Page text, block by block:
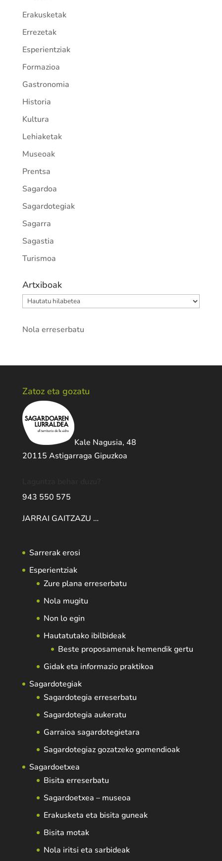
Erakusketak
Errezetak
Esperientziak
Formazioa
Gastronomia
Historia
Kultura
Lehiaketak
Museoak
Prentsa
Sagardoa
Sagardotegiak
Sagarra
Sagastia
Turismoa
Artxiboak
Artxiboak
Nola erreserbatu
Zatoz eta gozatu
Kale Nagusia, 48
20115 Astigarraga Gipuzkoa
943 550 575
JARRAI GAITZAZU …
Sarrerak erosi
Esperientziak
Zure plana erreserbatu
Nola mugitu
Non lo egin
Hautatutako ibilbideak
Beste proposamenak hemendik gertu
Gidak eta informazio praktikoa
Sagardotegiak
Sagardotegia erreserbatu
Sagardotegia aukeratu
Garraioa sagardotegietara
Sagardotegiaz gozatzeko gomendioak
Sagardoetxea
Bisita erreserbatu
Sagardoetxea – museoa
Erakusketa eta bisita guneak
Bisita motak
Nola iritsi eta sarbideak